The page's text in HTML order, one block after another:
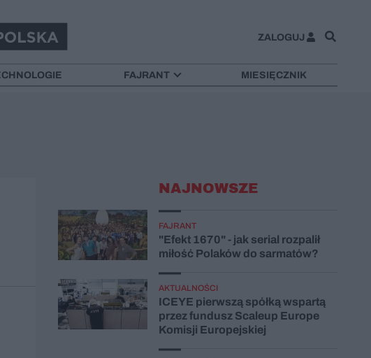
ZALOGUJ
FAJRANT MIESIĘCZNIK
NAJNOWSZE
FAJRANT
"Efekt 1670" - jak serial rozpalił
miłość Polaków do sarmatów?
AKTUALNOŚCI
ICEYE pierwszą spółką wspartą
przez fundusz Scaleup Europe
Komisji Europejskiej